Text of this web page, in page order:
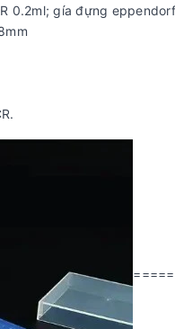
0.2ml; gía đựng